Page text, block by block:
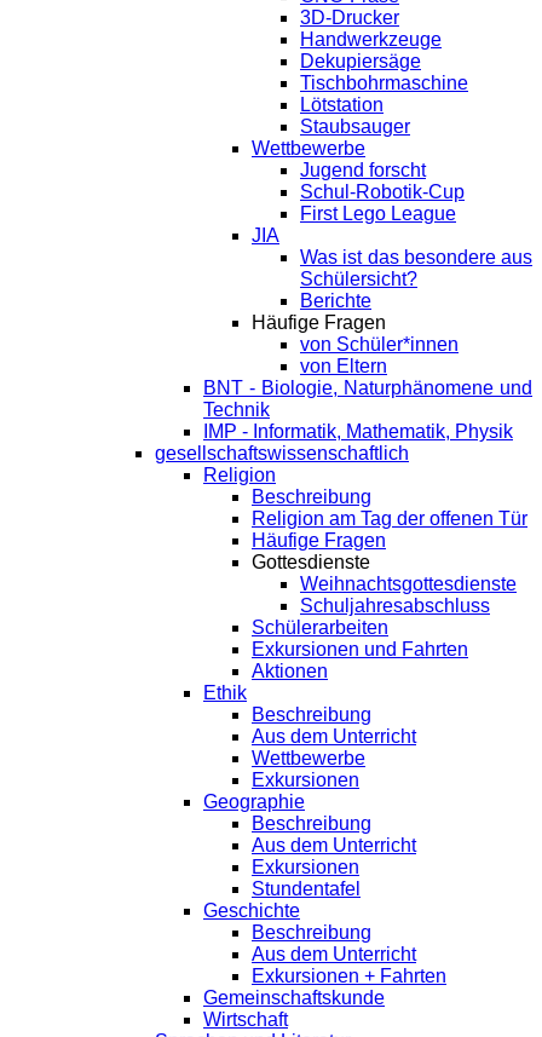
3D-Drucker
Handwerkzeuge
Dekupiersäge
Tischbohrmaschine
Lötstation
Staubsauger
Wettbewerbe
Jugend forscht
Schul-Robotik-Cup
First Lego League
JIA
Was ist das besondere aus
Schülersicht?
Berichte
Häufige Fragen
von Schüler*innen
von Eltern
BNT - Biologie, Naturphänomene und
Technik
IMP - Informatik, Mathematik, Physik
gesellschaftswissenschaftlich
Religion
Beschreibung
Religion am Tag der offenen Tür
Häufige Fragen
Gottesdienste
Weihnachtsgottesdienste
Schuljahresabschluss
Schülerarbeiten
Exkursionen und Fahrten
Aktionen
Ethik
Beschreibung
Aus dem Unterricht
Wettbewerbe
Exkursionen
Geographie
Beschreibung
Aus dem Unterricht
Exkursionen
Stundentafel
Geschichte
Beschreibung
Aus dem Unterricht
Exkursionen + Fahrten
Gemeinschaftskunde
Wirtschaft